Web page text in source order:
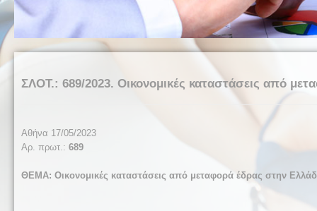
ΣΛΟΤ.: 689/2023. Οικονομικές καταστάσεις από
Αθήνα 17/05/2023
Αρ. πρωτ.: 689
ΘΕΜΑ: Οικονομικές καταστάσεις από μεταφορά έδρας στην